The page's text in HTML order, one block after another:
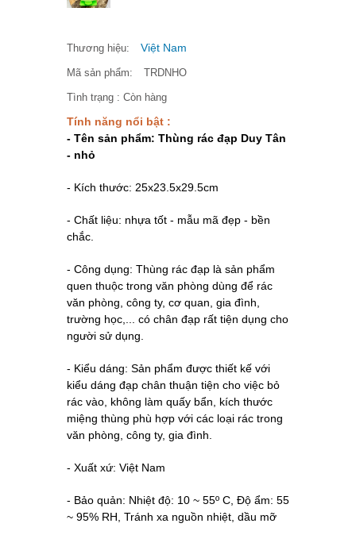
Thương hiệu: Việt Nam
Mã sản phẩm: TRDNHO
Tình trạng : Còn hàng
Tính năng nổi bật :
- Tên sản phẩm: Thùng rác đạp Duy Tân
- nhỏ
- Kích thước: 25x23.5x29.5cm
- Chất liệu: nhựa tốt - mẫu mã đẹp - bền
chắc.
- Công dụng: Thùng rác đạp là sản phẩm
quen thuộc trong văn phòng dùng để rác
văn phòng, công ty, cơ quan, gia đình,
trường học,... có chân đạp rất tiện dụng cho
người sử dụng.
- Kiểu dáng: Sản phẩm được thiết kế với
kiểu dáng đạp chân thuận tiện cho việc bỏ
rác vào, không làm quấy bẩn, kích thước
miệng thùng phù hợp với các loại rác trong
văn phòng, công ty, gia đình.
- Xuất xứ: Việt Nam
- Bảo quản: Nhiệt độ: 10 ~ 55º C, Độ ẩm: 55
~ 95% RH, Tránh xa nguồn nhiệt, dầu mỡ